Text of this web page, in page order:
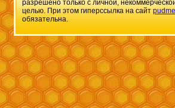
разрешено только с личной,
целью. При этом гиперссылка на сайт
обязательна.